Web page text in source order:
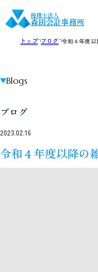
税理士法人
森田会計事務所
トップ ブログ 令和４年度
ブログ
Blogs
2023.02.16
令和４年度以降の